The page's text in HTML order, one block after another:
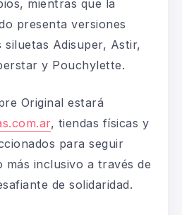
mientras que la
presenta versiones
siluetas Adisuper, Astir,
y Pouchylette.
Original estará
, tiendas físicas y
para seguir
más inclusivo a través de
de solidaridad.